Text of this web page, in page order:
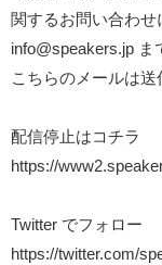
関するお問い合わせ
info@speakers.jp ま
こちらのメールは送
配信停止はコチラ
https://
Twitter でフォロー
https://twitter.com/